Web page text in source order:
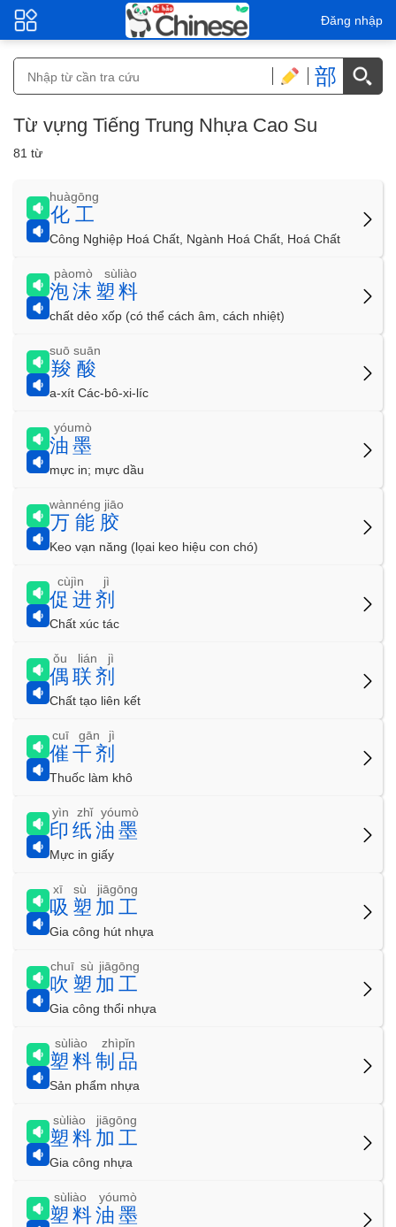
Đăng nhập
部
Từ vựng Tiếng Trung Nhựa Cao Su
81 từ
化工
huàgōng
Công Nghiệp Hoá Chất, Ngành Hoá Chất, Hoá Chất
泡沫塑料
pàomò sùliào
chất dẻo xốp (có thể cách âm, cách nhiệt)
羧酸
suō suān
a-xít Các-bô-xi-líc
油墨
yóumò
mực in; mực dầu
万能胶
wànnéng jiāo
Keo vạn năng (lọai keo hiệu con chó)
促进剂
cùjìn jì
Chất xúc tác
偶联剂
ǒu lián jì
Chất tạo liên kết
催干剂
cuī gān jì
Thuốc làm khô
印纸油墨
yìn zhǐ yóumò
Mực in giấy
吸塑加工
xī sù jiāgōng
Gia công hút nhựa
吹塑加工
chuī sù jiāgōng
Gia công thổi nhựa
塑料制品
sùliào zhìpǐn
Sản phẩm nhựa
塑料加工
sùliào jiāgōng
Gia công nhựa
塑料油墨
sùliào yóumò